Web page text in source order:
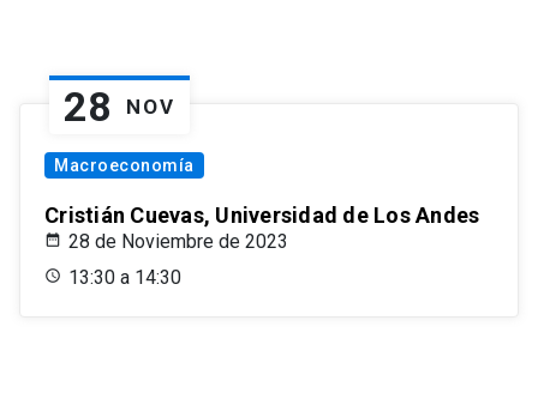
28 NOV
Macroeconomía
Cristián Cuevas, Universidad de Los Andes
28 de Noviembre de 2023
13:30 a 14:30